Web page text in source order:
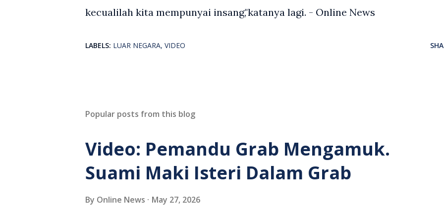
kecualilah kita mempunyai insang,"katanya lagi. - Online News
LABELS: LUAR NEGARA VIDEO
Popular posts from this blog
Video: Pemandu Grab Mengamuk.
Suami Maki Isteri Dalam Grab
By Online News May 27, 2026